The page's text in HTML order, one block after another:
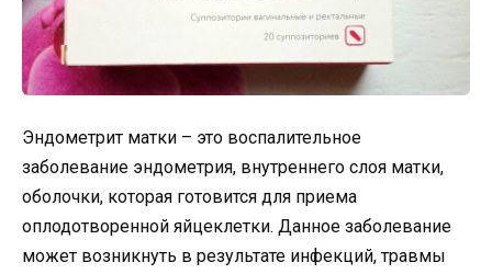
Эндометрит матки – это воспалительное
заболевание эндометрия, внутреннего слоя матки,
оболочки, которая готовится для приема
оплодотворенной яйцеклетки. Данное заболевание
может возникнуть в результате инфекций, травмы